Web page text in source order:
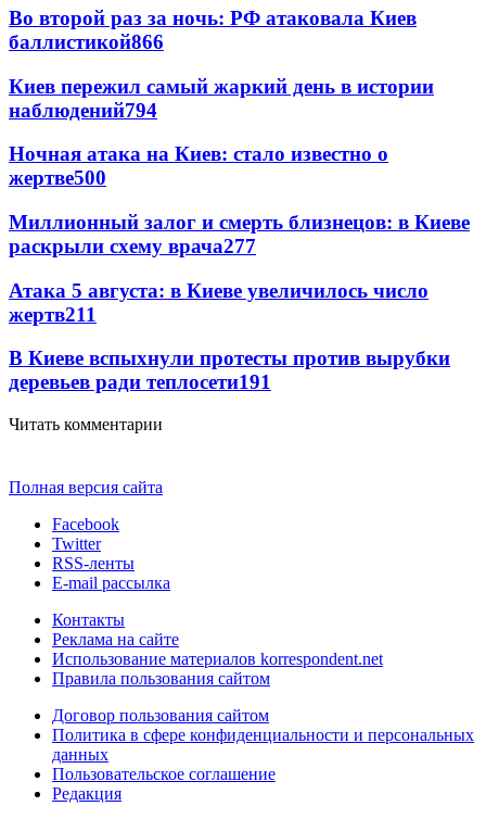
Во второй раз за ночь: РФ атаковала Киев
баллистикой866
Киев пережил самый жаркий день в истории
наблюдений794
Ночная атака на Киев: стало известно о
жертве500
Миллионный залог и смерть близнецов: в Киеве
раскрыли схему врача277
Атака 5 августа: в Киеве увеличилось число
жертв211
В Киеве вспыхнули протесты против вырубки
деревьев ради теплосети191
Читать комментарии
Полная версия сайта
Facebook
Twitter
RSS-ленты
E-mail рассылка
Контакты
Реклама на сайте
Использование материалов korrespondent.net
Правила пользования сайтом
Договор пользования сайтом
Политика в сфере конфиденциальности и персональных
данных
Пользовательское соглашение
Редакция